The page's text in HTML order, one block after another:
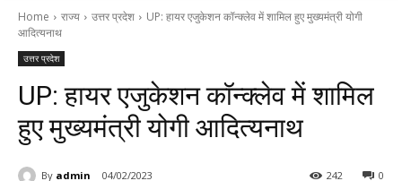
Home राज्य उत्तर प्रदेश
UP: हायर एजुकेशन कॉन्क्लेव में शामिल हुए मुख्यमंत्री योगी
आदित्यनाथ
उत्तर प्रदेश
UP: हायर एजुकेशन कॉन्क्लेव में शामिल
हुए मुख्यमंत्री योगी आदित्यनाथ
By admin 04/02/2023 0
242